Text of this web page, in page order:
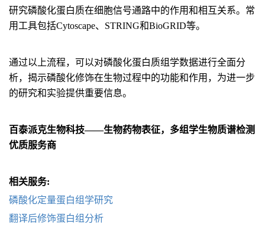
研究磷酸化蛋白质在细胞信号通路中的作用和相互关系。常
用工具包括Cytoscape、STRING和BioGRID等。
通过以上流程，可以对磷酸化蛋白质组学数据进行全面分
析，揭示磷酸化修饰在生物过程中的功能和作用，为进一步
的研究和实验提供重要信息。
百泰派克生物科技——生物药物表征，多组学生物质谱检测
优质服务商
相关服务:
磷酸化定量蛋白组学研究
翻译后修饰蛋白组分析